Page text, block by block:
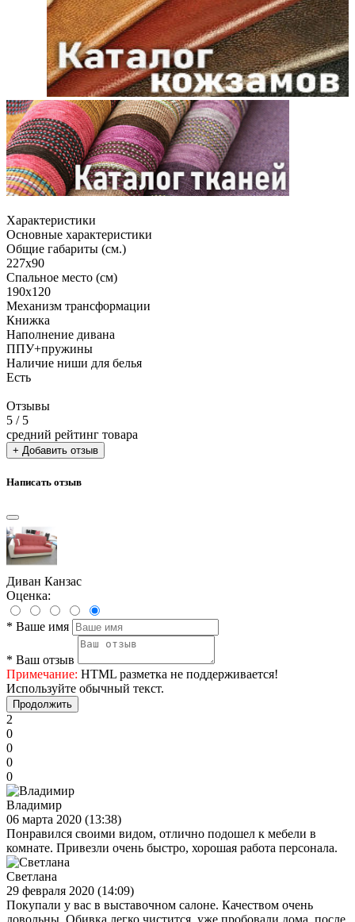
Характеристики
Основные характеристики
Общие габариты (см.)
227х90
Спальное место (см)
190х120
Механизм трансформации
Книжка
Наполнение дивана
ППУ+пружины
Наличие ниши для белья
Есть
Отзывы
5 / 5
средний рейтинг товара
+ Добавить отзыв
Написать отзыв
Диван Канзас
Оценка:
* Ваше имя
* Ваш отзыв
Примечание: HTML разметка не поддерживается!
Используйте обычный текст.
Продолжить
2
0
0
0
0
Владимир
06 марта 2020 (13:38)
Понравился своими видом, отлично подошел к мебели в
комнате. Привезли очень быстро, хорошая работа персонала.
Светлана
29 февраля 2020 (14:09)
Покупали у вас в выставочном салоне. Качеством очень